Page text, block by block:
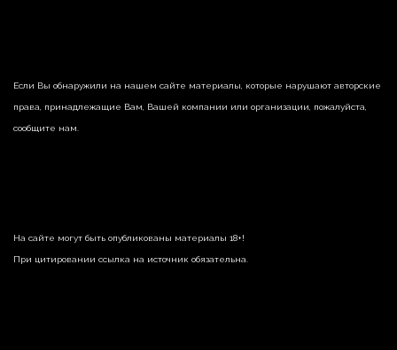
Если Вы обнаружили на нашем сайте материалы, которые нарушают авторские
права, принадлежащие Вам, Вашей компании или организации, пожалуйста,
сообщите нам.
На сайте могут быть опубликованы материалы 18+!
При цитировании ссылка на источник обязательна.